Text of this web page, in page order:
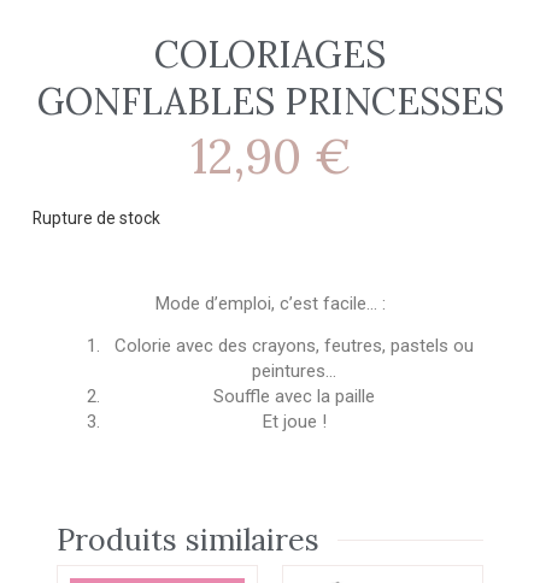
COLORIAGES
GONFLABLES PRINCESSES
12,90 €
Rupture de stock
Mode d’emploi, c’est facile… :
Colorie avec des crayons, feutres, pastels ou
peintures…
Souffle avec la paille
Et joue !
Produits similaires